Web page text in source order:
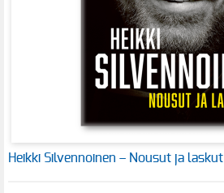
Heikki Silvennoinen – Nousut ja laskut